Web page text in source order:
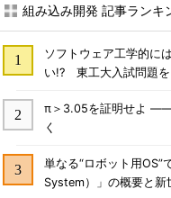
組み込み開発 記事ランキ
ソフトウェア工学的に
い!? 東工大入試問題を
π＞3.05を証明せよ ――
く
単なる“ロボット用
System）」の概要と新